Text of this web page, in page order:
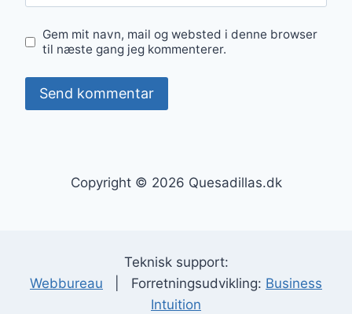
Gem mit navn, mail og websted i denne browser
til næste gang jeg kommenterer.
Copyright © 2026 Quesadillas.dk
Teknisk support:
Webbureau | Forretningsudvikling: Business
Intuition